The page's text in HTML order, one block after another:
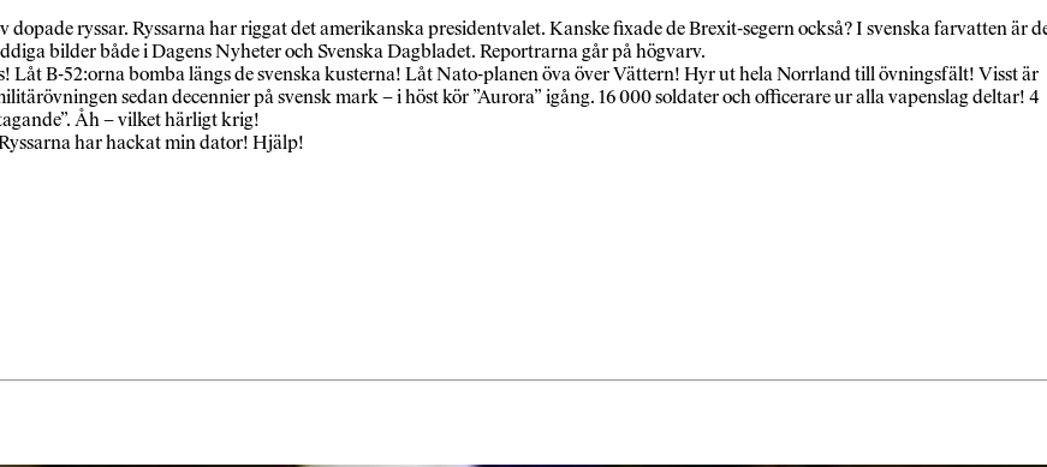
ryssar. Ryssarna har riggat det amerikanska presidentvalet. Kanske fixade de Brexit-segern också? I svenska farvatten är
bilder både i Dagens Nyheter och Svenska Dagbladet. Reportrarna går på högvarv.
Låt B-52:orna bomba längs de svenska kusterna! Låt Nato-planen öva över Vättern! Hyr ut hela Norrland till övningsfält! Visst är
sedan decennier på svensk mark – i höst kör ”Aurora” igång. 16 000 soldater och officerare ur alla vapenslag deltar! 4
Åh – vilket härligt krig!
har hackat min dator! Hjälp!